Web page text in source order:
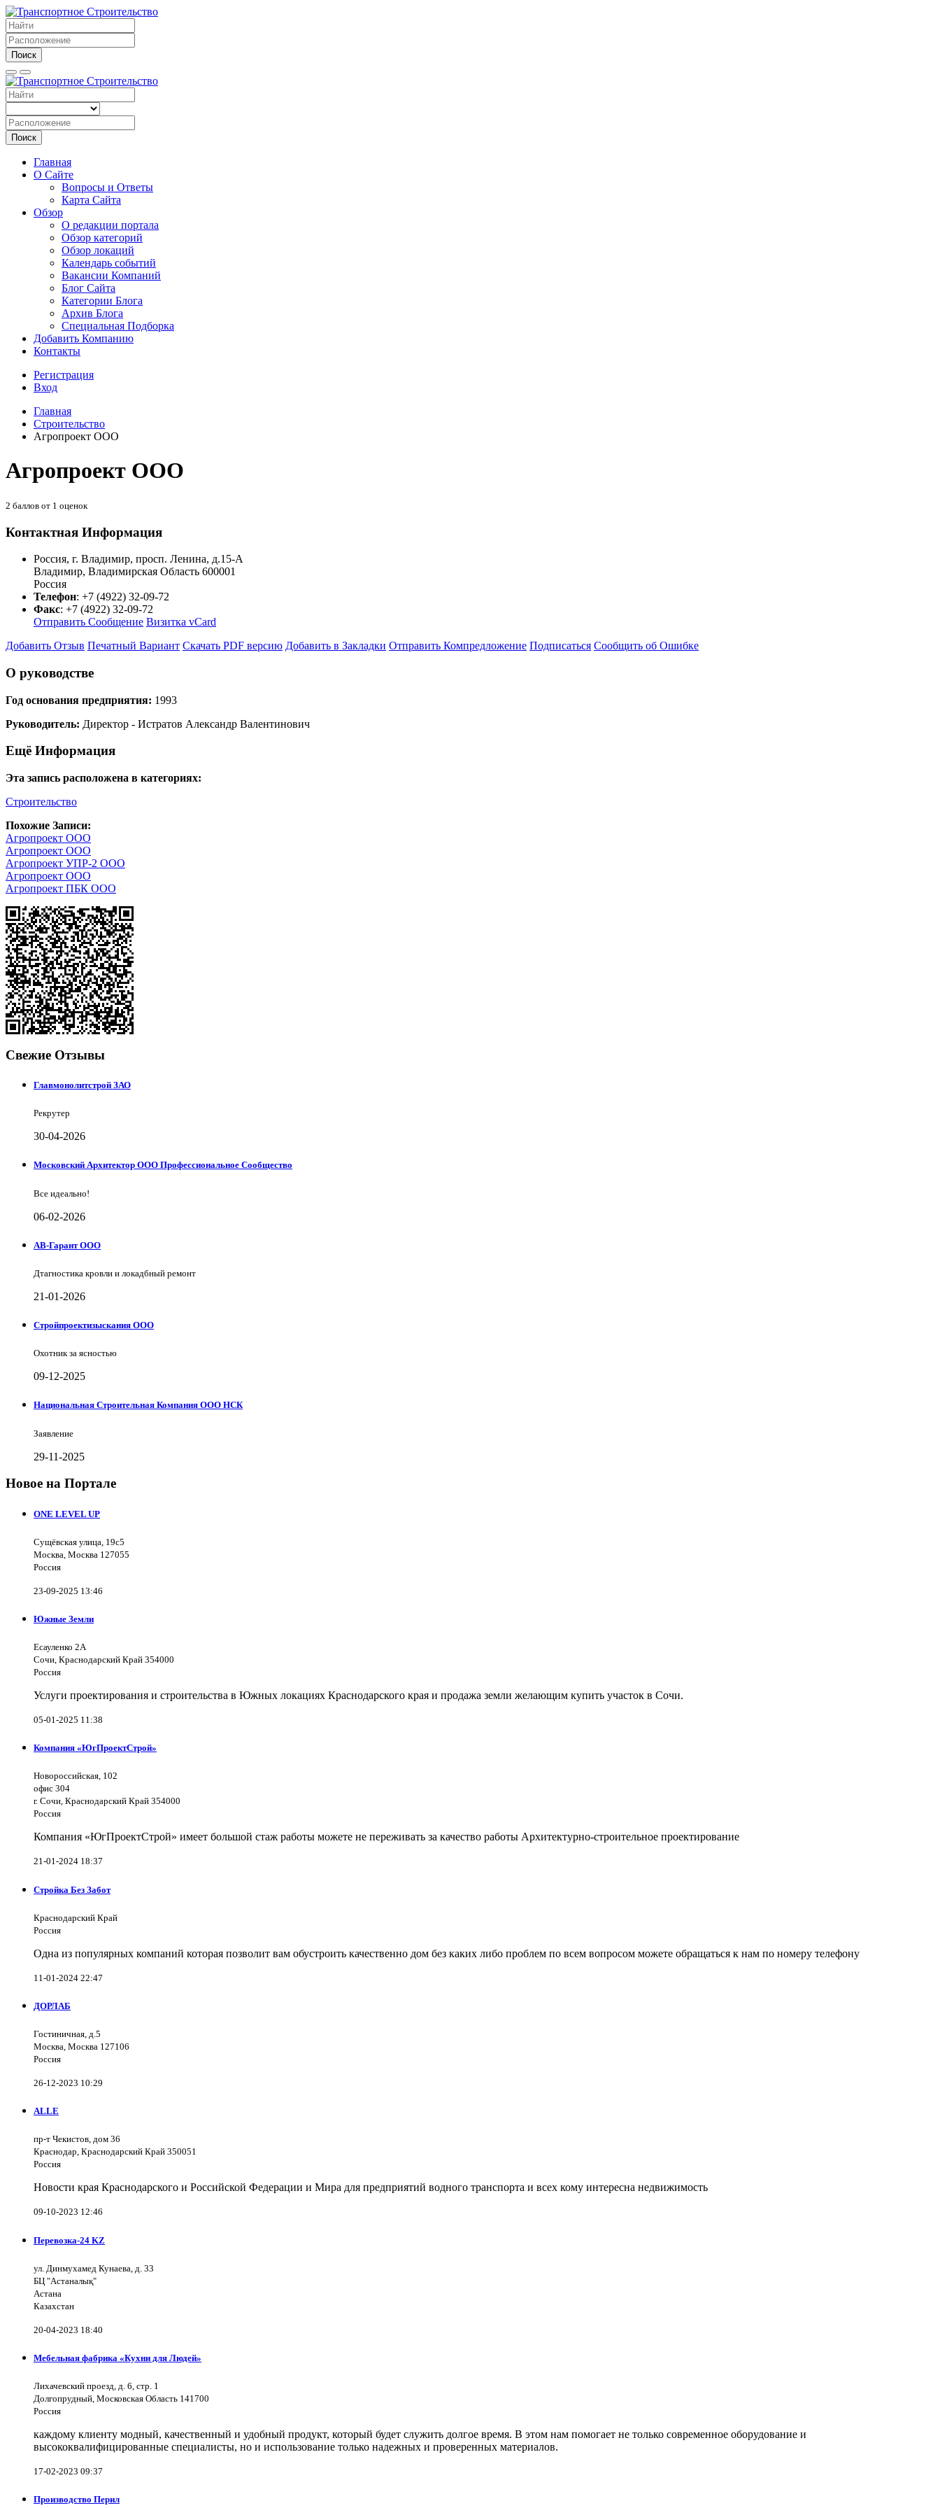
Поиск
Поиск
Главная
О Сайте
Вопросы и Ответы
Карта Сайта
Обзор
О редакции портала
Обзор категорий
Обзор локаций
Календарь событий
Вакансии Компаний
Блог Сайта
Категории Блога
Архив Блога
Специальная Подборка
Добавить Компанию
Контакты
Регистрация
Вход
Главная
Строительство
Агропроект ООО
Агропроект ООО
2 баллов от 1 оценок
Контактная Информация
Россия, г. Владимир, просп. Ленина, д.15-А
Владимир, Владимирская Область 600001
Россия
Телефон: +7 (4922) 32-09-72
Факс: +7 (4922) 32-09-72
Отправить Сообщение Визитка vCard
Добавить Отзыв Печатный Вариант Скачать PDF версию Добавить в Закладки Отправить Компредложение Подписаться Сообщить об Ошибке
О руководстве
Год основания предприятия: 1993
Руководитель: Директор - Истратов Александр Валентинович
Ещё Информация
Эта запись расположена в категориях:
Строительство
Похожие Записи:
Агропроект ООО
Агропроект ООО
Агропроект УПР-2 ООО
Агропроект ООО
Агропроект ПБК ООО
Свежие Отзывы
Главмонолитстрой ЗАО
Рекрутер
30-04-2026
Московский Архитектор ООО Профессиональное Сообщество
Все идеально!
06-02-2026
АВ-Гарант ООО
Дтагностика кровли и локадбный ремонт
21-01-2026
Стройпроектизыскания ООО
Охотник за ясностью
09-12-2025
Национальная Строительная Компания ООО НСК
Заявление
29-11-2025
Новое на Портале
ONE LEVEL UP
Сущёвская улица, 19с5
Москва, Москва 127055
Россия
23-09-2025 13:46
Южные Земли
Есауленко 2А
Сочи, Краснодарский Край 354000
Россия
Услуги проектирования и строительства в Южных локациях Краснодарского края и продажа земли желающим купить участок в Сочи.
05-01-2025 11:38
Компания «ЮгПроектСтрой»
Новороссийская, 102
офис 304
г. Сочи, Краснодарский Край 354000
Россия
Компания «ЮгПроектСтрой» имеет большой стаж работы можете не переживать за качество работы Архитектурно-строительное проектирование
21-01-2024 18:37
Стройка Без Забот
Краснодарский Край
Россия
Одна из популярных компаний которая позволит вам обустроить качественно дом без каких либо проблем по всем вопросом можете обращаться к нам по номеру телефону
11-01-2024 22:47
ДОРЛАБ
Гостиничная, д.5
Москва, Москва 127106
Россия
26-12-2023 10:29
ALLE
пр-т Чекистов, дом 36
Краснодар, Краснодарский Край 350051
Россия
Новости края Краснодарского и Российской Федерации и Мира для предприятий водного транспорта и всех кому интересна недвижимость
09-10-2023 12:46
Перевозка-24 KZ
ул. Динмухамед Кунаева, д. 33
БЦ "Астаналық"
Астана
Казахстан
20-04-2023 18:40
Мебельная фабрика «Кухни для Людей»
Лихачевский проезд, д. 6, стр. 1
Долгопрудный, Московская Область 141700
Россия
каждому клиенту модный, качественный и удобный продукт, который будет служить долгое время. В этом нам помогает не только современное оборудование и
высококвалифицированные специалисты, но и использование только надежных и проверенных материалов.
17-02-2023 09:37
Производство Перил